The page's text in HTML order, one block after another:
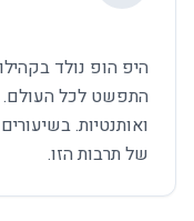
היפ הופ נולד
התפשט לכל העולם.
ואותנטיות.
של תרבות הזו.